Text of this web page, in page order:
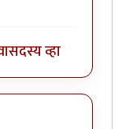
सदस्य व्हा